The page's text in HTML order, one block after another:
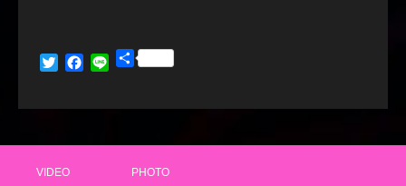
TwitterFacebook
Line共
VIDEO PHOTO